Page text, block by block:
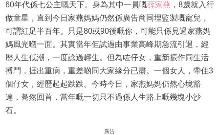
60年代係七公主嘅天下。身為其中一員嘅薛家燕 ，8歲就入行
做童星，直到今日家燕媽媽仍然係廣告商同埋監製嘅寵兒，
可謂紅足半百年。只是80或90後嘅你，可能只係見過家燕媽
媽風光嗰一面。其實當年佢試過由事業高峰期急流引退，經
歷人生低潮，一度諗過輕生。但為咗仔女，重新振作同生活
搏鬥，捱出重病，重差啲同大家緣分已盡。一個女人，帶住3
個仔女，經歷起起跌跌。今時今日，家燕媽媽仍然心境豁
達，驀然回首，當年嘅一切只不過係人生路上嘅幾塊小沙
石。
廣告